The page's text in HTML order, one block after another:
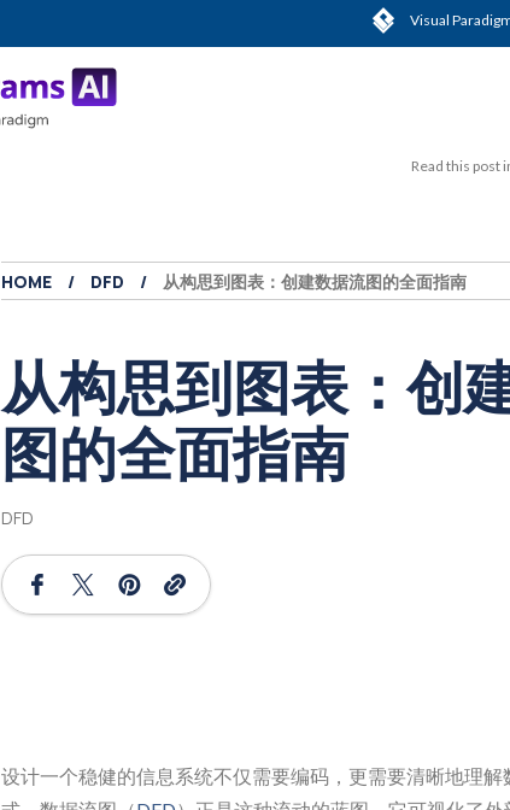
Visual
Read this post
HOME DFD 从构思到图表：创建数据流图的全面指南
从构思到图表：创
图的全面指南
DFD
设计一个稳健的信息系统不仅需要编码，更需要清晰地理